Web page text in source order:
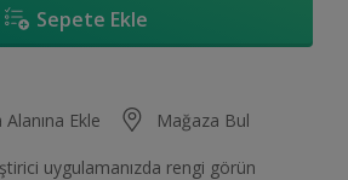
Sepete Ekle
Alanına Ekle Mağaza Bul
uygulamanızda rengi görün